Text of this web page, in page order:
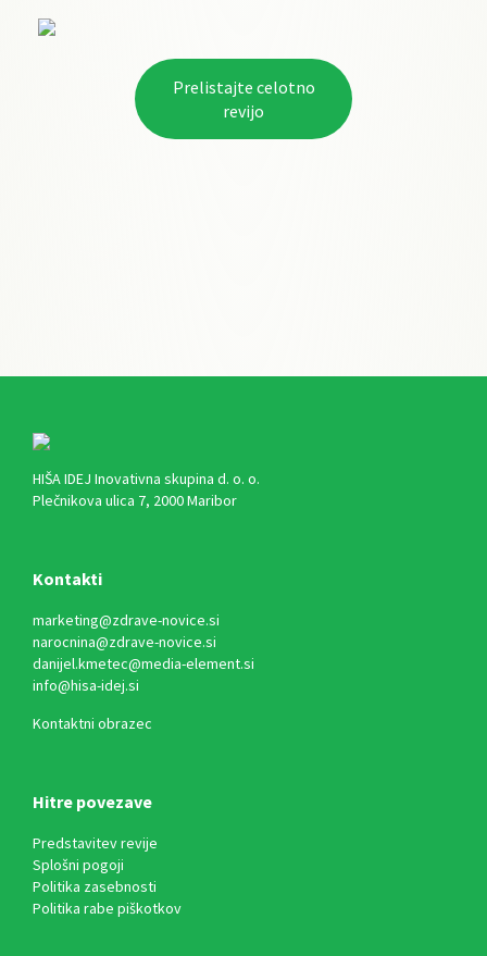
Prelistajte celotno
revijo
HIŠA IDEJ Inovativna skupina d. o. o.
Plečnikova ulica 7, 2000 Maribor
Kontakti
marketing@zdrave-novice.si
narocnina@zdrave-novice.si
danijel.kmetec@media-element.si
info@hisa-idej.si
Kontaktni obrazec
Hitre povezave
Predstavitev revije
Splošni pogoji
Politika zasebnosti
Politika rabe piškotkov